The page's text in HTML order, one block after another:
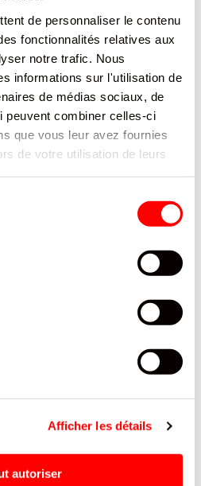
de personnaliser le contenu
fonctionnalités relatives aux
notre trafic. Nous
informations sur l'utilisation de
de médias sociaux, de
peuvent combiner celles-ci
que vous leur avez fournies
de votre utilisation de leurs
Afficher les détails
autoriser
bonbons Mentos Réglisse.
à l'extérieur révèle un cœur
délicieux de réglisse !
dragées par rouleau
VOUS